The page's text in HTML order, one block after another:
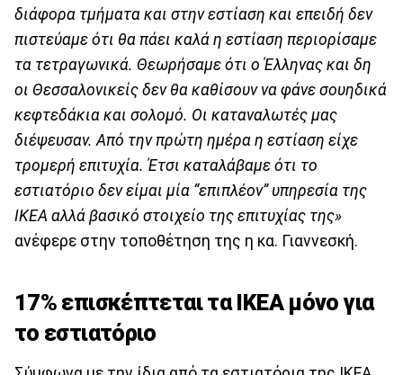
διάφορα τμήματα και στην εστίαση και επειδή δεν
πιστεύαμε ότι θα πάει καλά η εστίαση περιορίσαμε
τα τετραγωνικά. Θεωρήσαμε ότι ο Έλληνας και δη
οι Θεσσαλονικείς δεν θα καθίσουν να φάνε σουηδικά
κεφτεδάκια και σολομό. Οι καταναλωτές μας
διέψευσαν. Από την πρώτη ημέρα η εστίαση είχε
τρομερή επιτυχία. Έτσι καταλάβαμε ότι το
εστιατόριο δεν είμαι μία “επιπλέον” υπηρεσία της
IKEA αλλά βασικό στοιχείο της επιτυχίας της»
ανέφερε στην τοποθέτηση της η κα. Γιαννεσκή.
17% επισκέπτεται τα IKEA μόνο για
το εστιατόριο